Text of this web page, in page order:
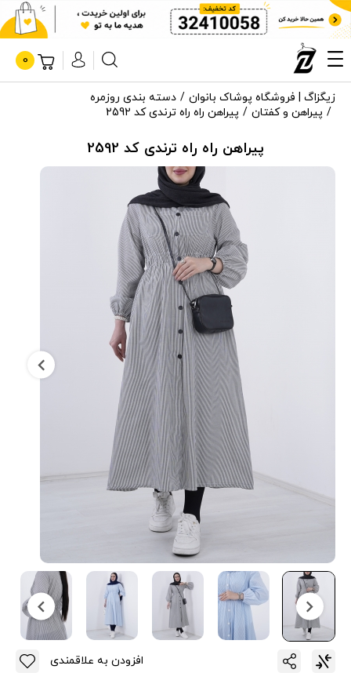
0
زیگزاگ | فروشگاه پوشاک بانوان
دسته بندی روزمره
پیراهن و کفتان
پیراهن راه راه ترندی کد 2592
پیراهن راه راه ترندی کد 2592
افزودن به علاقمندی